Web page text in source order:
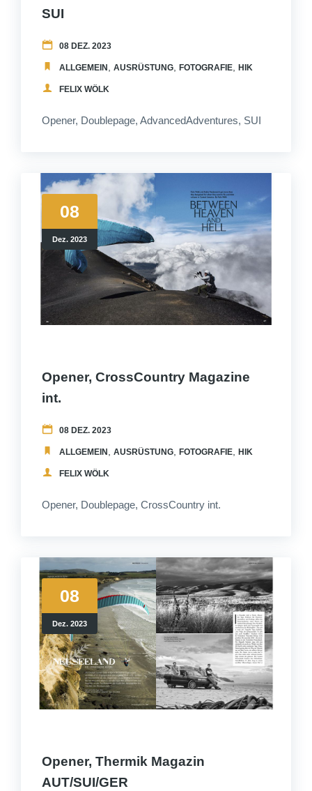
SUI
08 DEZ. 2023
ALLGEMEIN AUSRÜSTUNG FOTOGRAFIE HIKEANDFLY
FELIX WÖLK
Opener, Doublepage, AdvancedAdventures, SUI
08
Dez. 2023
Opener, CrossCountry Magazine
int.
08 DEZ. 2023
ALLGEMEIN AUSRÜSTUNG FOTOGRAFIE HIKEANDFLY
FELIX WÖLK
Opener, Doublepage, CrossCountry int.
08
Dez. 2023
Opener, Thermik Magazin
AUT/SUI/GER